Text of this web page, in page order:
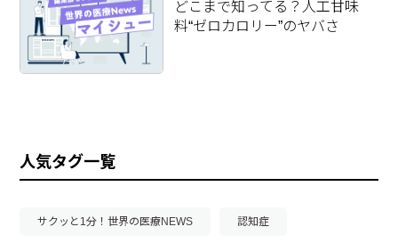
どこまで知ってる？人工甘味
料“ゼロカロリー”のヤバさ
人気タグ一覧
サクッと1分！世界の医療NEWS 認知症